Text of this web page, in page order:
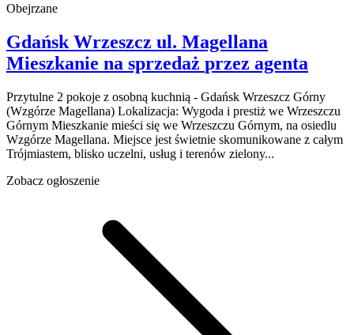
Obejrzane
Gdańsk Wrzeszcz ul. Magellana
Mieszkanie na sprzedaż przez agenta
Przytulne 2 pokoje z osobną kuchnią - Gdańsk Wrzeszcz Górny
(Wzgórze Magellana) Lokalizacja: Wygoda i prestiż we Wrzeszczu
Górnym Mieszkanie mieści się we Wrzeszczu Górnym, na osiedlu
Wzgórze Magellana. Miejsce jest świetnie skomunikowane z całym
Trójmiastem, blisko uczelni, usług i terenów zielony...
Zobacz ogłoszenie